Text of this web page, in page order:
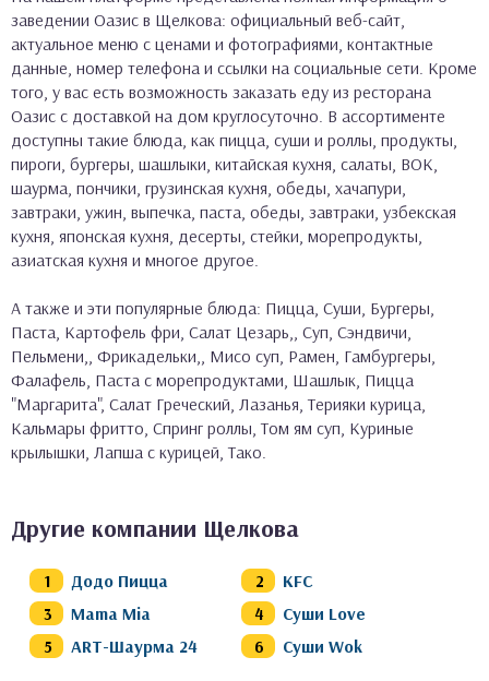
заведении Оазис в Щелкова: официальный веб-сайт,
актуальное меню с ценами и фотографиями, контактные
данные, номер телефона и ссылки на социальные сети. Кроме
того, у вас есть возможность заказать еду из ресторана
Оазис с доставкой на дом круглосуточно. В ассортименте
доступны такие блюда, как пицца, суши и роллы, продукты,
пироги, бургеры, шашлыки, китайская кухня, салаты, ВОК,
шаурма, пончики, грузинская кухня, обеды, хачапури,
завтраки, ужин, выпечка, паста, обеды, завтраки, узбекская
кухня, японская кухня, десерты, стейки, морепродукты,
азиатская кухня и многое другое.
А также и эти популярные блюда: Пицца, Суши, Бургеры,
Паста, Картофель фри, Салат Цезарь,, Суп, Сэндвичи,
Пельмени,, Фрикадельки,, Мисо суп, Рамен, Гамбургеры,
Фалафель, Паста с морепродуктами, Шашлык, Пицца
"Маргарита", Салат Греческий, Лазанья, Терияки курица,
Кальмары фритто, Спринг роллы, Том ям суп, Куриные
крылышки, Лапша с курицей, Тако.
Другие компании Щелкова
Додо Пицца
KFC
Mama Mia
Суши Love
ART-Шаурма 24
Суши Wok